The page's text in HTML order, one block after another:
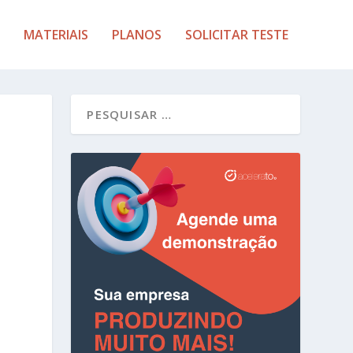
MATERIAIS PLANOS SOLICITAR TESTE